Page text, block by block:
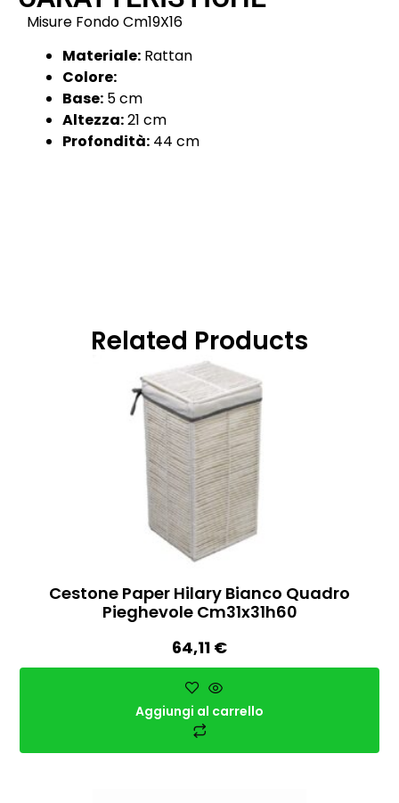
Misure Fondo Cm19X16
Materiale: Rattan
Colore:
Base: 5 cm
Altezza:21 cm
Profondità: 44 cm
Related Products
Cestone Paper Hilary Bianco Quadro
Pieghevole Cm31x31h60
64,11 €
Aggiungi al carrello